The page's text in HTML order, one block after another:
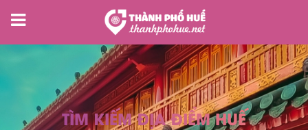
TÌM KIẾM ĐỊA ĐIỂM HUẾ